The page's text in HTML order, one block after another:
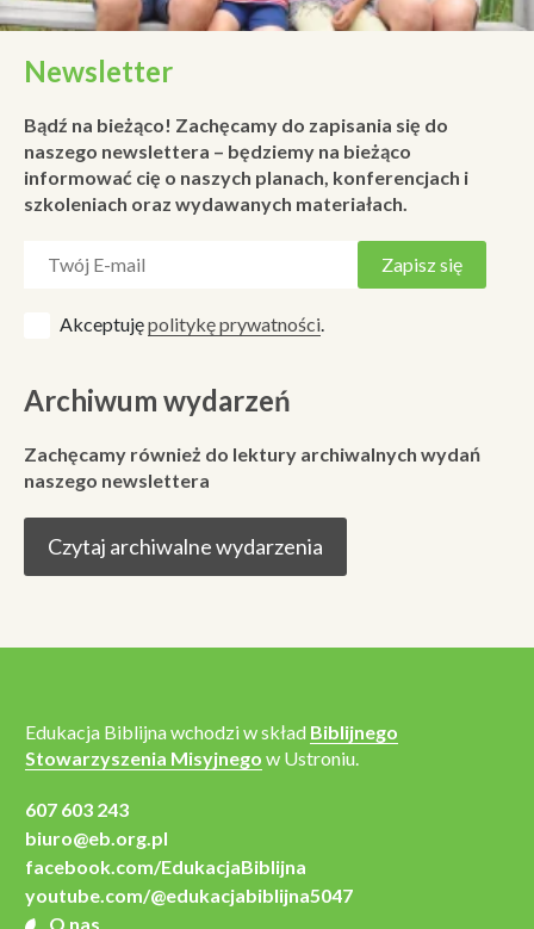
Newsletter
Bądź na bieżąco! Zachęcamy do zapisania się do
naszego newslettera – będziemy na bieżąco
informować cię o naszych planach, konferencjach i
szkoleniach oraz wydawanych materiałach.
Akceptujępolitykę prywatności.
Archiwum wydarzeń
Zachęcamy również do lektury archiwalnych wydań
naszego newslettera
Czytaj archiwalne wydarzenia
Edukacja Biblijna wchodzi w skład Biblijnego
Stowarzyszenia Misyjnego w Ustroniu.
607 603 243
biuro@eb.org.pl
facebook.com/EdukacjaBiblijna
youtube.com/@edukacjabiblijna5047
O nas